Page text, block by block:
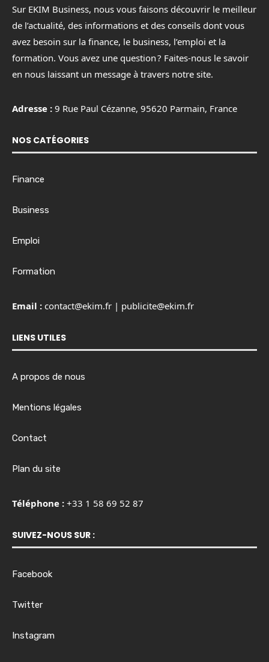
Sur EKIM Business, nous vous faisons découvrir le meilleur
de l’actualité, des informations et des conseils dont vous
avez besoin sur la finance, le business, l’emploi et la
formation. Vous avez une question ? Faites-nous le savoir
en nous laissant un message à travers notre site.
Adresse : 9 Rue Paul Cézanne, 95620 Parmain, France
NOS CATÉGORIES
Finance
Business
Emploi
Formation
Email : contact@ekim.fr | publicite@ekim.fr
LIENS UTILES
A propos de nous
Mentions légales
Contact
Plan du site
Téléphone : +33 1 58 69 52 87
SUIVEZ-NOUS SUR :
Facebook
Twitter
Instagram